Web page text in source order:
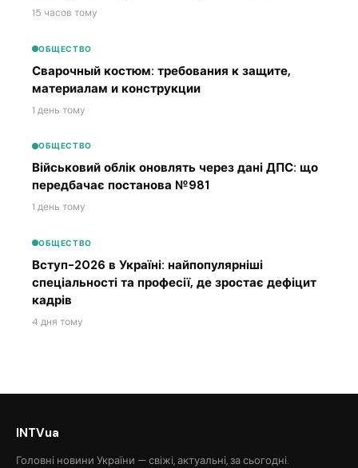
15 часов тому
ОБЩЕСТВО
Сварочный костюм: требования к защите,
материалам и конструкции
1 день тому
ОБЩЕСТВО
Військовий облік оновлять через дані ДПС: що
передбачає постанова №981
1 день тому
ОБЩЕСТВО
Вступ-2026 в Україні: найпопулярніші
спеціальності та професії, де зростає дефіцит
кадрів
4 дня тому
INTVua
Головні новини України — свіжі, актуальні, за сьогодні.